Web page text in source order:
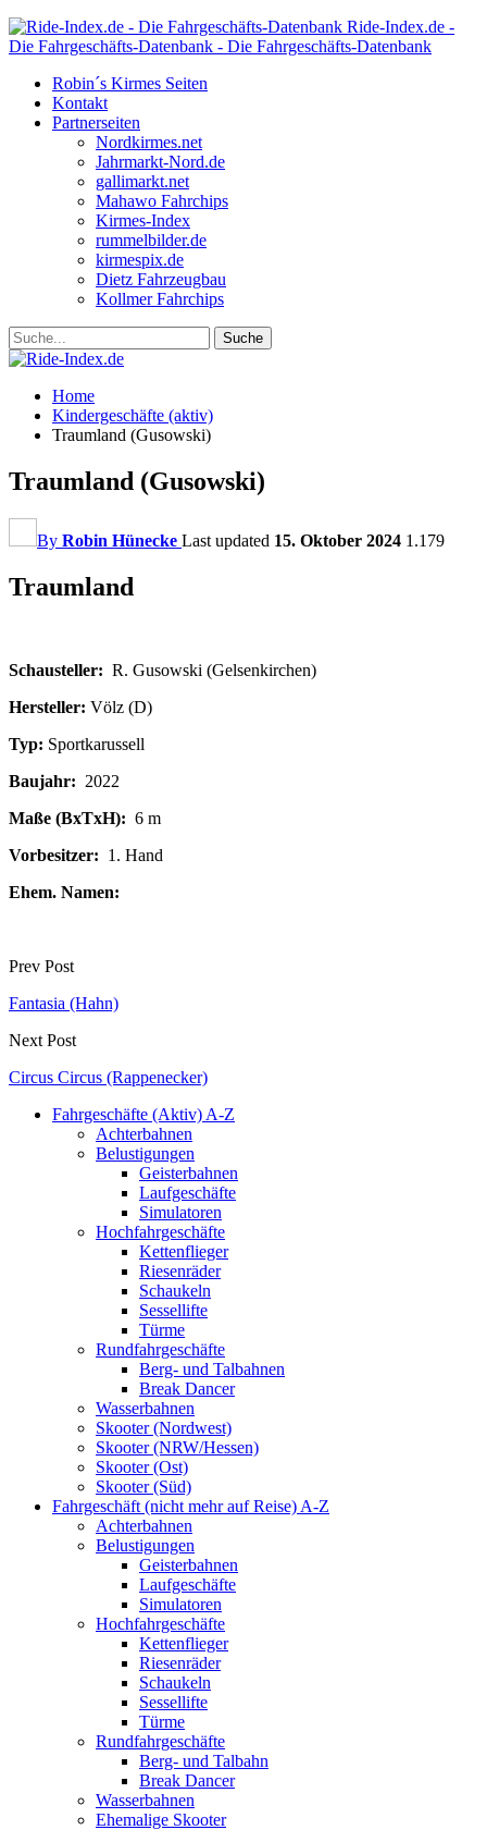
Ride-Index.de -
Die Fahrgeschäfts-Datenbank - Die Fahrgeschäfts-Datenbank
Robin´s Kirmes Seiten
Kontakt
Partnerseiten
Nordkirmes.net
Jahrmarkt-Nord.de
gallimarkt.net
Mahawo Fahrchips
Kirmes-Index
rummelbilder.de
kirmespix.de
Dietz Fahrzeugbau
Kollmer Fahrchips
Home
Kindergeschäfte (aktiv)
Traumland (Gusowski)
Traumland (Gusowski)
By Robin Hünecke Last updated 15. Oktober 2024 1.179
Traumland
Schausteller: R. Gusowski (Gelsenkirchen)
Hersteller: Völz (D)
Typ: Sportkarussell
Baujahr: 2022
Maße (BxTxH): 6 m
Vorbesitzer: 1. Hand
Ehem. Namen:
Prev Post
Fantasia (Hahn)
Next Post
Circus Circus (Rappenecker)
Fahrgeschäfte (Aktiv) A-Z
Achterbahnen
Belustigungen
Geisterbahnen
Laufgeschäfte
Simulatoren
Hochfahrgeschäfte
Kettenflieger
Riesenräder
Schaukeln
Sessellifte
Türme
Rundfahrgeschäfte
Berg- und Talbahnen
Break Dancer
Wasserbahnen
Skooter (Nordwest)
Skooter (NRW/Hessen)
Skooter (Ost)
Skooter (Süd)
Fahrgeschäft (nicht mehr auf Reise) A-Z
Achterbahnen
Belustigungen
Geisterbahnen
Laufgeschäfte
Simulatoren
Hochfahrgeschäfte
Kettenflieger
Riesenräder
Schaukeln
Sessellifte
Türme
Rundfahrgeschäfte
Berg- und Talbahn
Break Dancer
Wasserbahnen
Ehemalige Skooter